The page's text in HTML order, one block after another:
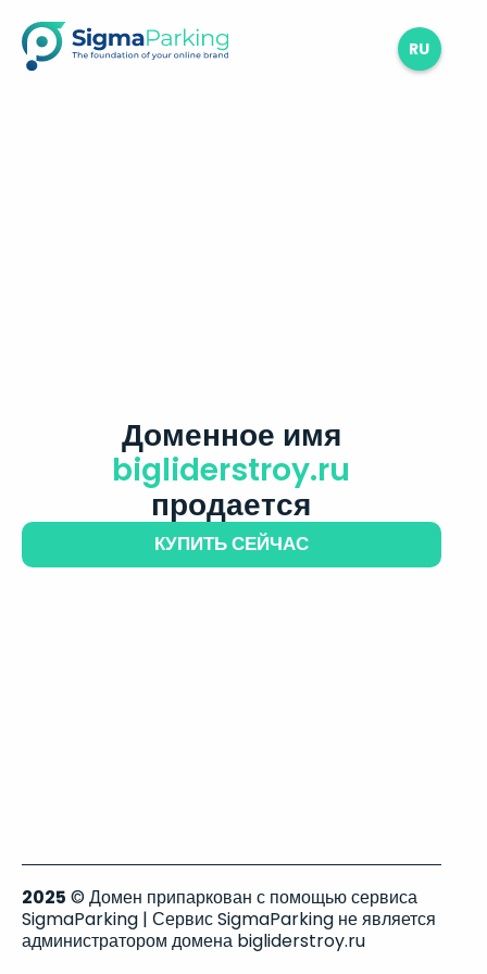
RU
Доменное имя
bigliderstroy.ru
продается
КУПИТЬ СЕЙЧАС
2025 © Домен припаркован с помощью сервиса
SigmaParking | Сервис SigmaParking не является
администратором домена bigliderstroy.ru